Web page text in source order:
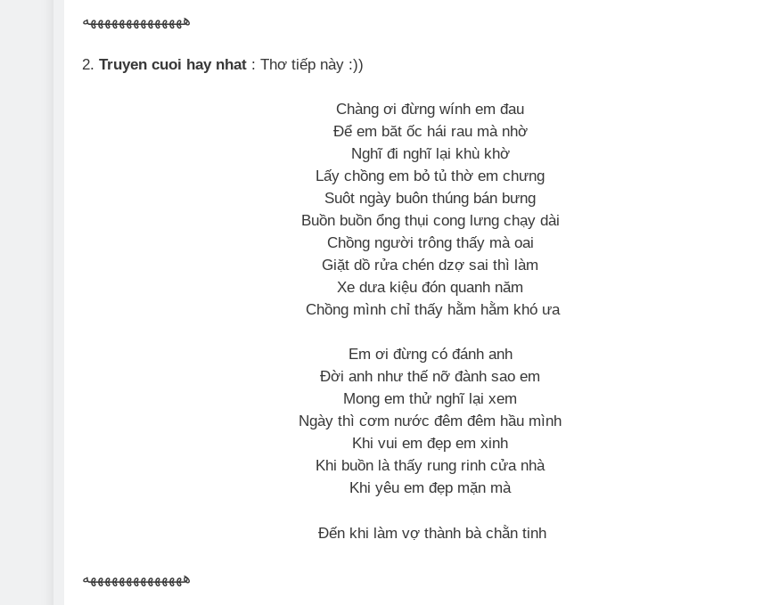
ههههههههههههههه
2. Truyen cuoi hay nhat : Thơ tiếp này :))
Chàng ơi đừng wính em đau
Để em băt ốc hái rau mà nhờ
Nghĩ đi nghĩ lại khù khờ
Lấy chồng em bỏ tủ thờ em chưng
Suôt ngày buôn thúng bán bưng
Buồn buồn ổng thụi cong lưng chạy dài
Chồng người trông thấy mà oai
Giặt dồ rửa chén dzợ sai thì làm
Xe dưa kiệu đón quanh năm
Chồng mình chỉ thấy hằm hằm khó ưa
Em ơi đừng có đánh anh
Đời anh như thế nỡ đành sao em
Mong em thử nghĩ lại xem
Ngày thì cơm nước đêm đêm hầu mình
Khi vui em đẹp em xinh
Khi buồn là thấy rung rinh cửa nhà
Khi yêu em đẹp mặn mà
Đến khi làm vợ thành bà chằn tinh
ههههههههههههههه